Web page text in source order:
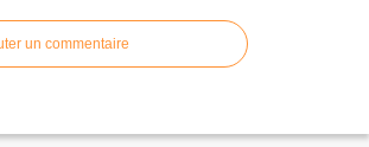
un commentaire